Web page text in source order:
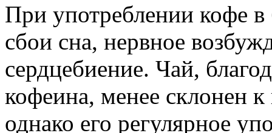
При употреблении кофе
сбои сна, нервное
сердцебиение. Чай,
кофеина, менее склонен
однако его регулярное